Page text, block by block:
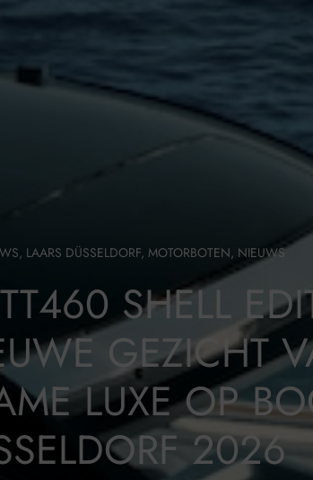
, LAARS DÜSSELDORF, MOTORBOTEN, NIEUWS
SHELL
GEZICHT
LUXE OP
2026